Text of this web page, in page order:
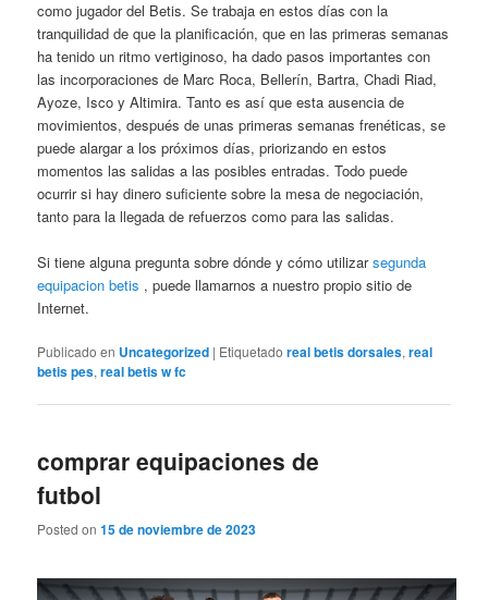
como jugador del Betis. Se trabaja en estos días con la
tranquilidad de que la planificación, que en las primeras semanas
ha tenido un ritmo vertiginoso, ha dado pasos importantes con
las incorporaciones de Marc Roca, Bellerín, Bartra, Chadi Riad,
Ayoze, Isco y Altimira. Tanto es así que esta ausencia de
movimientos, después de unas primeras semanas frenéticas, se
puede alargar a los próximos días, priorizando en estos
momentos las salidas a las posibles entradas. Todo puede
ocurrir si hay dinero suficiente sobre la mesa de negociación,
tanto para la llegada de refuerzos como para las salidas.
Si tiene alguna pregunta sobre dónde y cómo utilizarsegunda
equipacion betis , puede llamarnos a nuestro propio sitio de
Internet.
Publicado en Uncategorized | Etiquetado real betis dorsales,real
betis pes,real betis w fc
comprar equipaciones de
futbol
Posted on15 de noviembre de 2023